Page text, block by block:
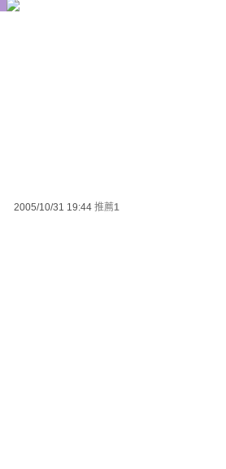
2005/10/31 19:44 推薦1